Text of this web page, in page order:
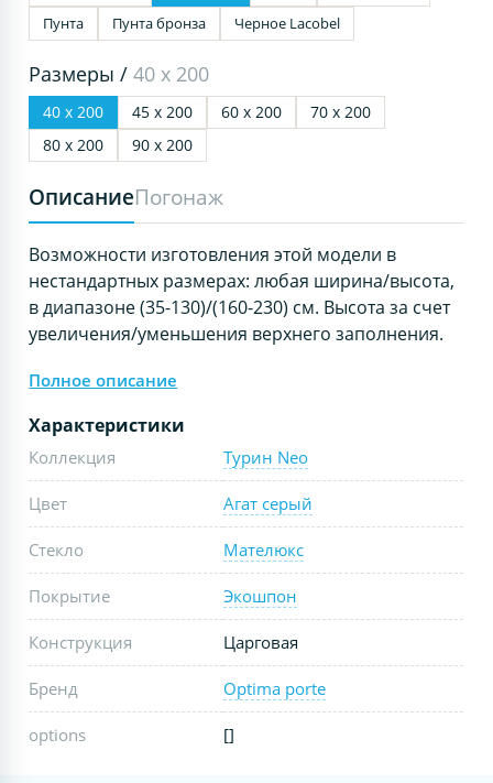
Пунта
Пунта бронза Черное Lacobel
Размеры /40 х 200
40 х 200 45 х 200 60 х 200
70 х 200
80 х 200
90 х 200
ОписаниеПогонаж
Возможности изготовления этой модели в
нестандартных размерах: любая ширина/высота,
в диапазоне (35-130)/(160-230) см. Высота за счет
увеличения/уменьшения верхнего заполнения.
Полное описание
Характеристики
Коллекция Турин Neo
Цвет Агат серый
Стекло Мателюкс
Покрытие Экошпон
Конструкция Царговая
Бренд Optima porte
options []